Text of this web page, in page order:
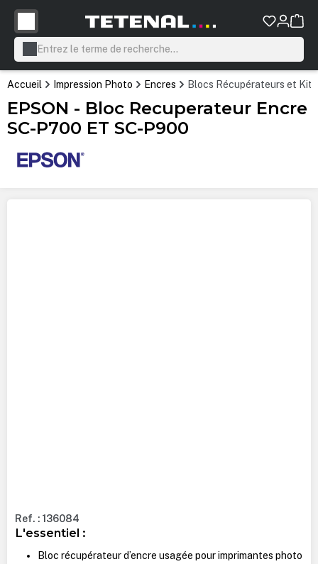
principal
Accueil Impression Photo Encres Blocs Récupérateurs et
EPSON - Bloc Recuperateur Encre
SC-P700 ET SC-P900
Ref. : 136084
L'essentiel :
Bloc récupérateur d’encre usagée pour imprimantes photo